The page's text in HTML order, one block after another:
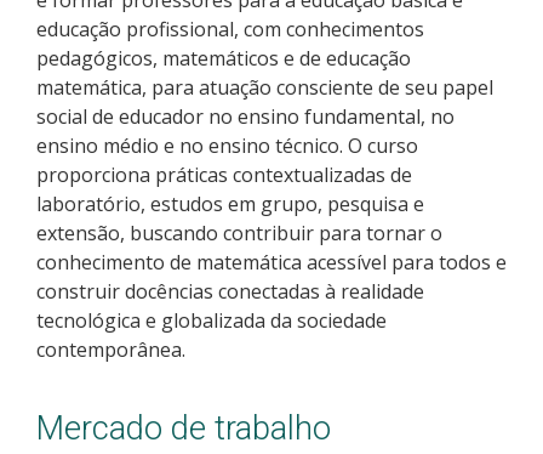
Educação a Distância
Educação de Jovens e Adultos
Transferências e retornos
PartiuIF
Parcerias
Processo de Inscrição
educação profissional, com conhecimentos
pedagógicos, matemáticos e de educação
matemática, para atuação consciente de seu papel
social de educador no ensino fundamental, no
ensino médio e no ensino técnico. O curso
proporciona práticas contextualizadas de
laboratório, estudos em grupo, pesquisa e
extensão, buscando contribuir para tornar o
conhecimento de matemática acessível para todos e
construir docências conectadas à realidade
tecnológica e globalizada da sociedade
contemporânea.
Mercado de trabalho